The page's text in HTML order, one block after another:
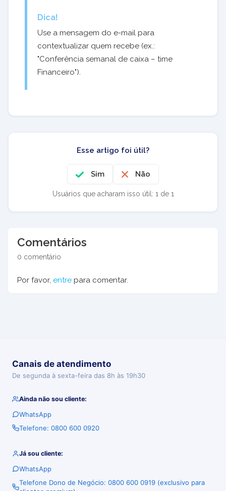
Dica!
Use a mensagem do e-mail para
contextualizar quem recebe (ex.:
"Conferência semanal de caixa – time
Financeiro").
Esse artigo foi útil?
Sim Não
Usuários que acharam isso útil: 1 de 1
Comentários
0 comentário
Por favor, entre para comentar.
Canais de atendimento
De segunda à sexta-feira das 8h às 19h30
Ainda não sou cliente:
WhatsApp
Telefone: 0800 600 0920
Já sou cliente:
WhatsApp
Telefone Dono de Negócio: 0800 600 0919 (exclusivo para